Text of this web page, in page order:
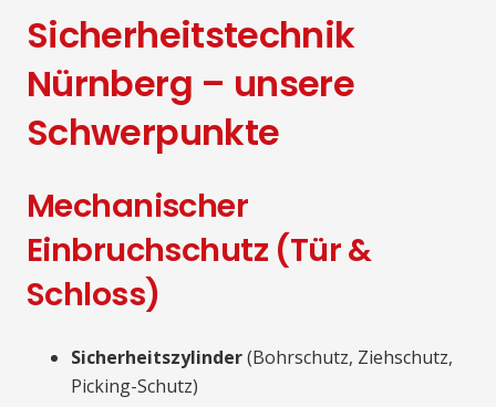
Sicherheitstechnik
Nürnberg – unsere
Schwerpunkte
Mechanischer
Einbruchschutz (Tür &
Schloss)
Sicherheitszylinder(Bohrschutz, Ziehschutz,
Picking-Schutz)